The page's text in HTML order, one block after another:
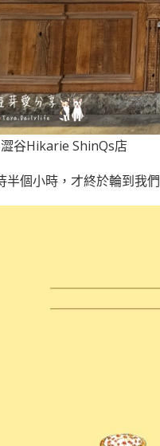
澀谷Hikarie ShinQs店
半個小時，才終於輪到我